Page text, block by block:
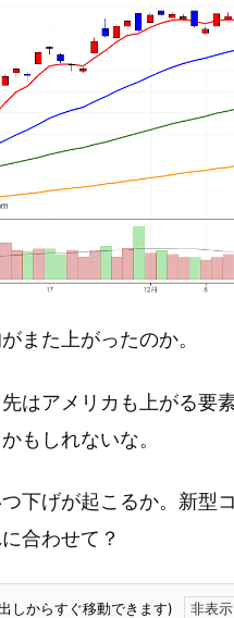
また上がったのか。
はアメリカも上がる要
もしれないな。
下げが起こるか。新型
合わせて？
しからすぐ移動できます)